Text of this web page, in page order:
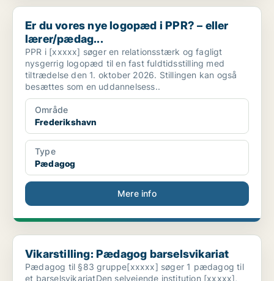
Er du vores nye logopæd i PPR? – eller lærer/pædag...
Er du vores nye logopæd i PPR? – eller
lærer/pædag...
PPR i [xxxxx] søger en relationsstærk og fagligt
nysgerrig logopæd til en fast fuldtidsstilling med
tiltrædelse den 1. oktober 2026. Stillingen kan også
besættes som en uddannelsess..
Område
Frederikshavn
Type
Pædagog
Mere info
Vikarstilling: Pædagog barselsvikariat
Vikarstilling: Pædagog barselsvikariat
Pædagog til §83 gruppe[xxxxx] søger 1 pædagog til
et barselsvikariatDen selvejende institution [xxxxx],